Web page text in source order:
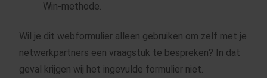
Win-methode.
Wil je dit webformulier alleen gebruiken om zelf met je
netwerkpartners een vraagstuk te bespreken? In dat
geval krijgen wij het ingevulde formulier niet.